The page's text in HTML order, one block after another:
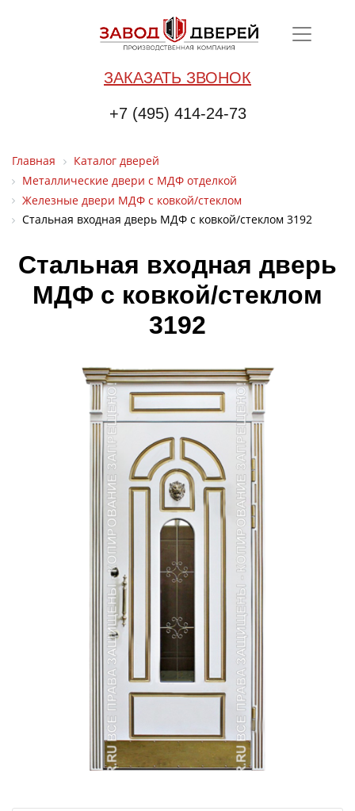
ЗАКАЗАТЬ ЗВОНОК
+7 (495) 414-24-73
Главная
Каталог дверей
Металлические двери с МДФ отделкой
Железные двери МДФ с ковкой/стеклом
Стальная входная дверь МДФ с ковкой/стеклом 3192
Стальная входная дверь
МДФ с ковкой/стеклом
3192